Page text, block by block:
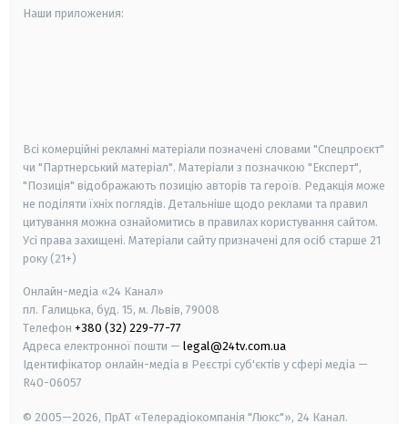
Наши приложения:
Всі комерційні рекламні матеріали позначені словами "Спецпроєкт"
чи "Партнерський матеріал". Матеріали з позначкою "Експерт",
"Позиція" відображають позицію авторів та героїв. Редакція може
не поділяти їхніх поглядів. Детальніше щодо реклами та правил
цитування можна ознайомитись в правилах користування сайтом.
Усі права захищені. Матеріали сайту призначені для осіб старше 21
року (21+)
Онлайн-медіа «24 Канал»
пл. Галицька, буд. 15, м. Львів, 79008
Телефон +380 (32) 229-77-77
Адреса електронної пошти — legal@24tv.com.ua
Ідентифікатор онлайн-медіа в Реєстрі суб'єктів у сфері медіа —
R40-06057
© 2005—2026, ПрАТ «Телерадіокомпанія "Люкс"», 24 Канал.